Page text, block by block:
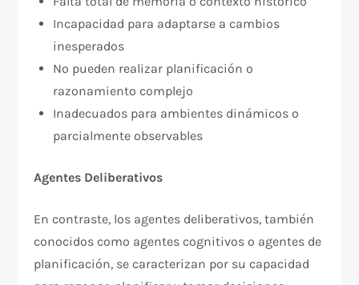
Incapacidad para adaptarse a cambios
inesperados
No pueden realizar planificación o
razonamiento complejo
Inadecuados para ambientes dinámicos o
parcialmente observables
Agentes Deliberativos
En contraste, los agentes deliberativos, también
conocidos como agentes cognitivos o agentes de
planificación, se caracterizan por su capacidad